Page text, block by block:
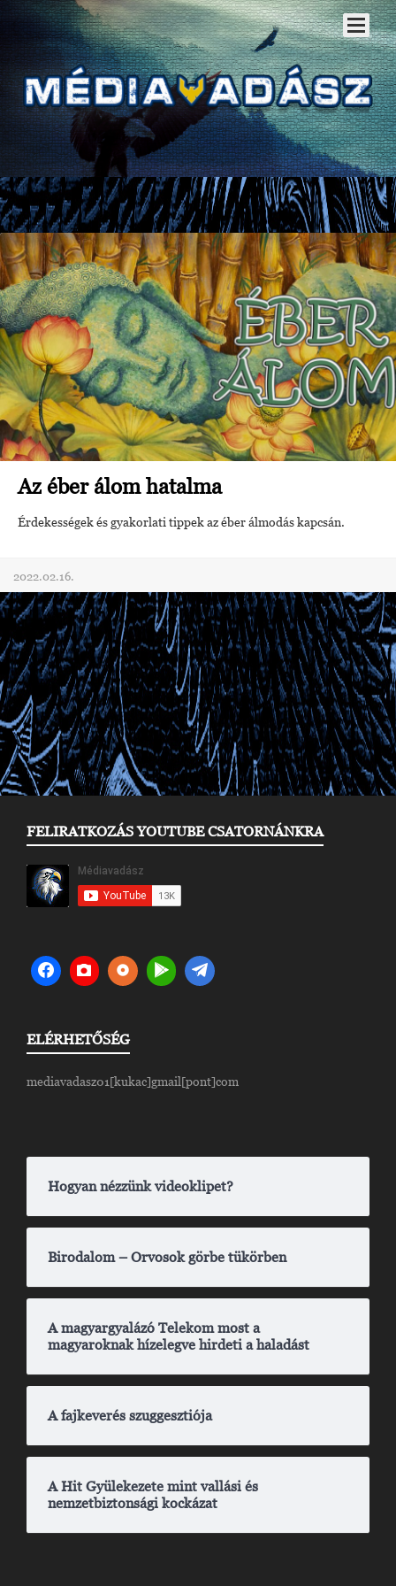
Az éber álom hatalma
Érdekességek és gyakorlati tippek az éber álmodás kapcsán.
2022.02.16.
FELIRATKOZÁS YOUTUBE CSATORNÁNKRA
ELÉRHETŐSÉG
mediavadasz01[kukac]gmail[pont]com
Hogyan nézzünk videoklipet?
Birodalom – Orvosok görbe tükörben
A magyargyalázó Telekom most a
magyaroknak hízelegve hirdeti a haladást
A fajkeverés szuggesztiója
A Hit Gyülekezete mint vallási és
nemzetbiztonsági kockázat